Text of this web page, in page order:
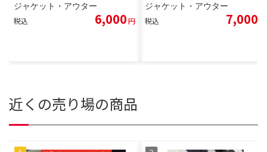
ジャケット・アウター
税込 6,000円
ジャケット・アウター
税込 7,000
近くの売り場の商品